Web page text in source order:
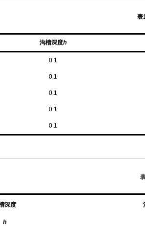
表
沟槽深度h
0.1
0.1
0.1
0.1
0.1
深度
h